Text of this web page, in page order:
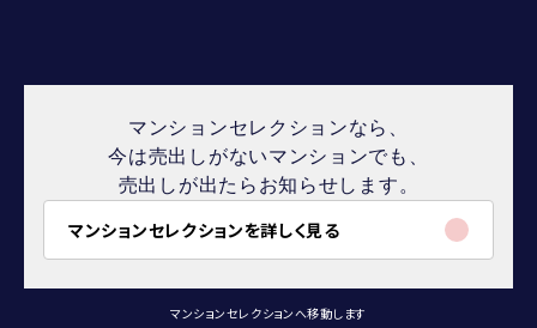
マンションセレクションなら、
今は売出しがないマンションでも、
売出しが出たらお知らせします。
マンションセレクションを詳しく見る
マンションセレクションへ移動します